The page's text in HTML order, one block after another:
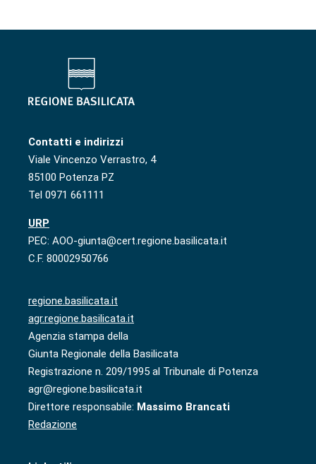
Contatti e indirizzi
Viale Vincenzo Verrastro, 4
85100 Potenza PZ
Tel 0971 661111
URP
PEC: AOO-giunta@cert.regione.basilicata.it
C.F. 80002950766
regione.basilicata.it
agr.regione.basilicata.it
Agenzia stampa della
Giunta Regionale della Basilicata
Registrazione n. 209/1995 al Tribunale di Potenza
agr@regione.basilicata.it
Direttore responsabile: Massimo Brancati
Redazione